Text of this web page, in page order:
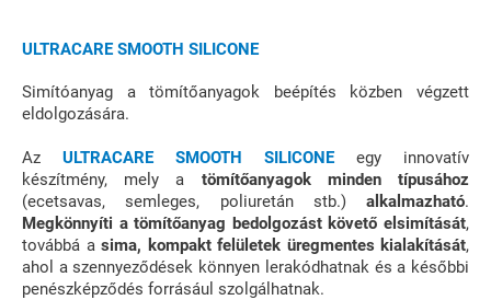
ULTRACARE SMOOTH SILICONE
Simítóanyag a tömítőanyagok beépítés közben végzett
eldolgozására.
Az ULTRACARE SMOOTH SILICONEegy innovatív
készítmény, mely a tömítőanyagok minden típusához
(ecetsavas, semleges, poliuretán stb.) alkalmazható.
Megkönnyíti a tömítőanyag bedolgozást követő elsimítását,
továbbá a sima, kompakt felületek üregmentes kialakítását,
ahol a szennyeződések könnyen lerakódhatnak és a későbbi
penészképződés forrásául szolgálhatnak.